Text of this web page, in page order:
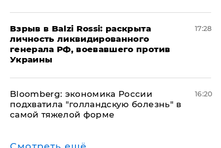
​Взрыв в Balzi Rossi: раскрыта
личность ликвидированного
генерала РФ, воевавшего против
Украины
17:28
Bloomberg: экономика России
подхватила "голландскую болезнь" в
самой тяжелой форме
16:20